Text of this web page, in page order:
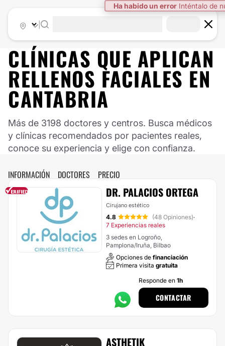
Ha habido un error Inténtalo de
CLÍNICAS QUE APLICAN
RELLENOS FACIALES EN
CANTABRIA
Más de 3198 doctores y centros. Busca médicos
y clínicas recomendados por pacientes reales,
conoce su experiencia y elige con confianza.
INFORMACIÓN DOCTORES PRECIO
DR. PALACIOS ORTEGA
Cirujano estético
4.8 (48 Opiniones)·
7 Experiencias reales
3 sedes en Logroño,
Pamplona/Iruña, Bilbao
Opciones de financiación
Primera visita gratuita
Responde en 1h
CONTACTAR
ASTHETIK